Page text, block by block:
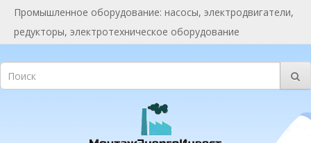
Промышленное оборудование: насосы, электродвигатели,
редукторы, электротехническое оборудование